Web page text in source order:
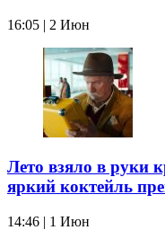
16:05 | 2 Июн
Лето взяло в руки
яркий коктейль
14:46 | 1 Июн